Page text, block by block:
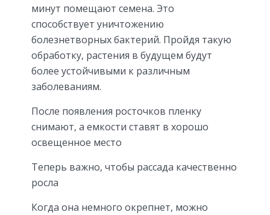
минут помещают семена. Это
способствует уничтожению
болезнетворных бактерий. Пройдя такую
обработку, растения в будущем будут
более устойчивыми к различным
заболеваниям.
После появления росточков пленку
снимают, а емкости ставят в хорошо
освещенное место
Теперь важно, чтобы рассада качественно
росла
Когда она немного окрепнет, можно